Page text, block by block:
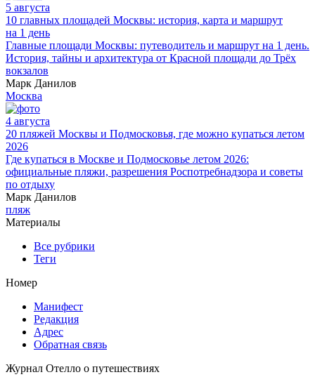
5 августа
10 главных площадей Москвы: история, карта и маршрут
на 1 день
Главные площади Москвы: путеводитель и маршрут на 1 день.
История, тайны и архитектура от Красной площади до Трёх
вокзалов
Марк Данилов
Москва
4 августа
20 пляжей Москвы и Подмосковья, где можно купаться летом
2026
Где купаться в Москве и Подмосковье летом 2026:
официальные пляжи, разрешения Роспотребнадзора и советы
по отдыху
Марк Данилов
пляж
Материалы
Все рубрики
Теги
Номер
Манифест
Редакция
Адрес
Обратная связь
Журнал Отелло о путешествиях